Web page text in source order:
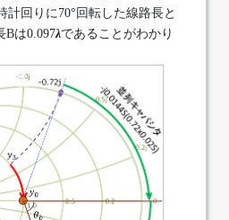
計回りに70°回転した線路長と
Bは0.097λであることがわかり